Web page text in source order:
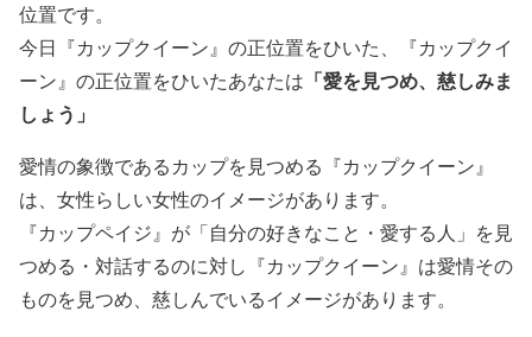
位置です。
今日『カップクイーン』の正位置をひいた、『カップクイ
ーン』の正位置をひいたあなたは 「愛を見つめ、慈しみま
しょう」
愛情の象徴であるカップを見つめる『カップクイーン』
は、女性らしい女性のイメージがあります。
『カップペイジ』が「自分の好きなこと・愛する人」を見
つめる・対話するのに対し『カップクイーン』は愛情その
ものを見つめ、慈しんでいるイメージがあります。